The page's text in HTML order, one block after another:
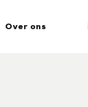
Over ons